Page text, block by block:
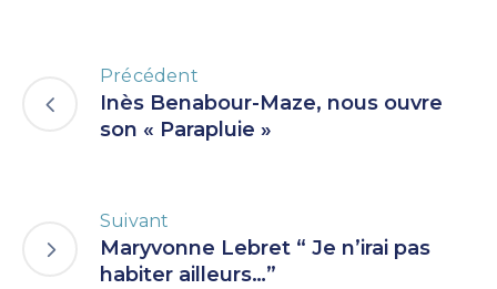
Précédent
Inès Benabour-Maze, nous ouvre
son « Parapluie »
Suivant
Maryvonne Lebret “ Je n’irai pas
habiter ailleurs…”